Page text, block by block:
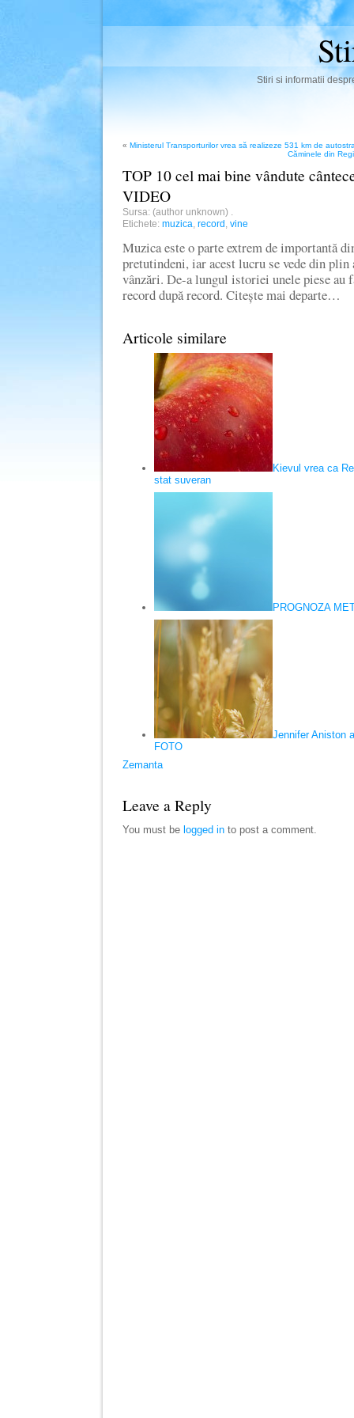
Stiri si informatii
« Ministerul Transporturilor vrea să realizeze 531 km de
Căminele din
TOP 10 cel mai bine vândute
VIDEO
Sursa: (author unknown)
Etichete: muzica record vine
Muzica este o parte extrem de importantă
pretutindeni, iar acest lucru se vede din plin
vânzări. De-a lungul istoriei unele piese
record după record. Citește mai departe…
Articole similare
Kievul vrea ca
stat suveran
PROGNOZA
Jennifer Aniston
FOTO
Zemanta
Leave a Reply
You must be logged in to post a comment.